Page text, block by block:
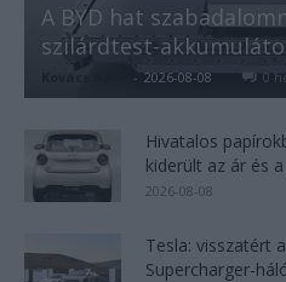
A BYD hat
szilárdtest-
- 2026-08-08 0
Hivatalos
kiderült az ár és
2026-08-08
Tesla: visszatért
Supercharger-